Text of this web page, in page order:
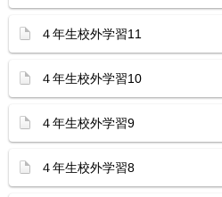
４年生校外学習11
４年生校外学習10
４年生校外学習9
４年生校外学習8